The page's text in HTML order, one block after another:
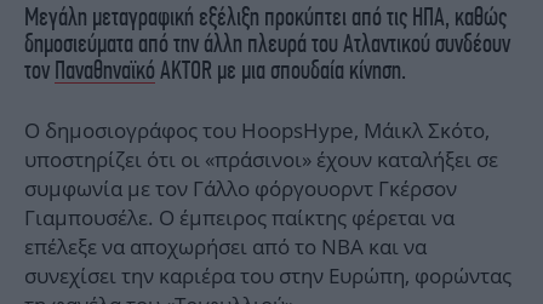
Μεγάλη μεταγραφική εξέλιξη προκύπτει από τις ΗΠΑ, καθώς
δημοσιεύματα από την άλλη πλευρά του Ατλαντικού συνδέουν
τον Παναθηναϊκό AKTOR με μια σπουδαία κίνηση.
Ο δημοσιογράφος του HoopsHype, Μάικλ Σκότο,
υποστηρίζει ότι οι «πράσινοι» έχουν καταλήξει σε
συμφωνία με τον Γάλλο φόργουορντ Γκέρσον
Γιαμπουσέλε. Ο έμπειρος παίκτης φέρεται να
επέλεξε να αποχωρήσει από το NBA και να
συνεχίσει την καριέρα του στην Ευρώπη, φορώντας